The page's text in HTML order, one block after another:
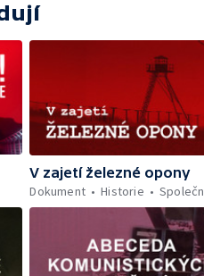
V zajetí železné opony
Dokument
Historie